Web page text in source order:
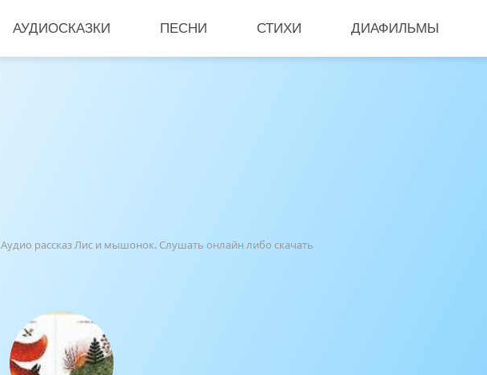
АУДИОСКАЗКИ ПЕСНИ СТИХИ ДИАФИЛЬМЫ
Аудио рассказ Лис и мышонок. Слушать онлайн либо скачать